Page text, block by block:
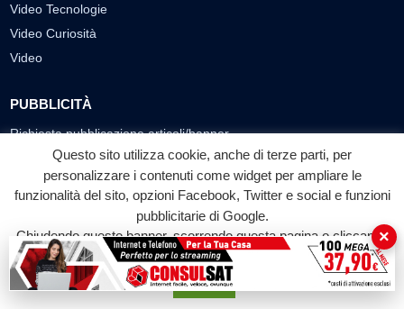
Video Tecnologie
Video Curiosità
Video
PUBBLICITÀ
Richiesta pubblicazione articoli/banner
SEGUICI SUI SOCIAL
f
Facebook
◎
Instagram
▶
YouTube
© 2026 LABTV - Tutti i diritti riservati
Questo sito utilizza cookie, anche di terze parti, per
personalizzare i contenuti come widget per ampliare le
funzionalità del sito, opzioni Facebook, Twitter e social e funzioni
pubblicitarie di Google.
Chiudendo questo banner, scorrendo questa pagina o cliccando
su qualunque suo elemento acconsenti all'uso dei cookie.
Accetta
×